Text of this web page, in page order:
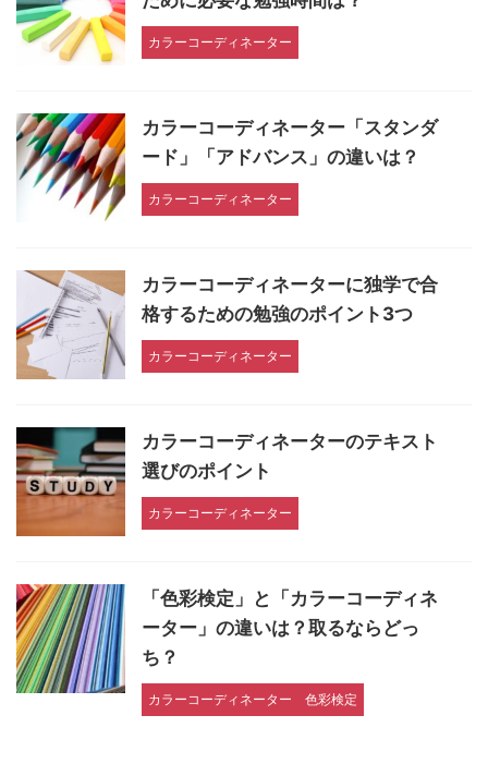
カラーコーディネーター
カラーコーディネーター「スタンダ
ード」「アドバンス」の違いは？
カラーコーディネーター
カラーコーディネーターに独学で合
格するための勉強のポイント3つ
カラーコーディネーター
カラーコーディネーターのテキスト
選びのポイント
カラーコーディネーター
「色彩検定」と「カラーコーディネ
ーター」の違いは？取るならどっ
ち？
カラーコーディネーター 色彩検定